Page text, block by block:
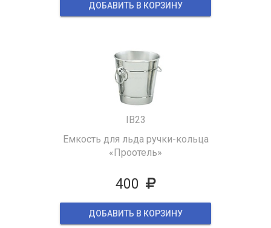
ДОБАВИТЬ В КОРЗИНУ
IB23
Емкость для льда ручки-кольца
«Проотель»
400
ДОБАВИТЬ В КОРЗИНУ